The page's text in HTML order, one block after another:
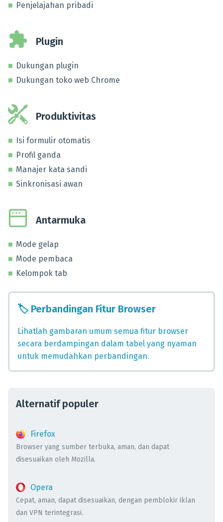
Penjelajahan pribadi
Plugin
Dukungan plugin
Dukungan toko web Chrome
Produktivitas
Isi formulir otomatis
Profil ganda
Manajer kata sandi
Sinkronisasi awan
Antarmuka
Mode gelap
Mode pembaca
Kelompok tab
🏷️ Perbandingan Fitur Browser
Lihatlah gambaran umum semua fitur browser
secara berdampingan dalam tabel yang nyaman
untuk memudahkan perbandingan.
Alternatif populer
Firefox
Browser yang sumber terbuka, aman, dan dapat
disesuaikan oleh Mozilla.
Opera
Cepat, aman, dapat disesuaikan, dengan pemblokir iklan
dan VPN terintegrasi.